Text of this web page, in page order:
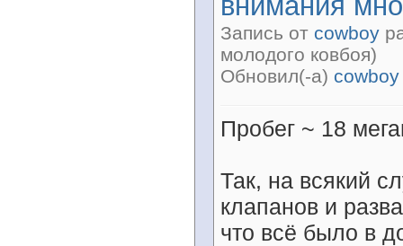
Запись от cowboy
молодого ковбоя)
Обновил(-а) cowboy
Пробег ~ 18
Так, на всякий
клапанов и
что всё было в